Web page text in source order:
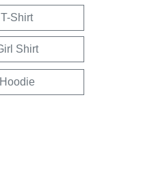
Shirt
Shirt